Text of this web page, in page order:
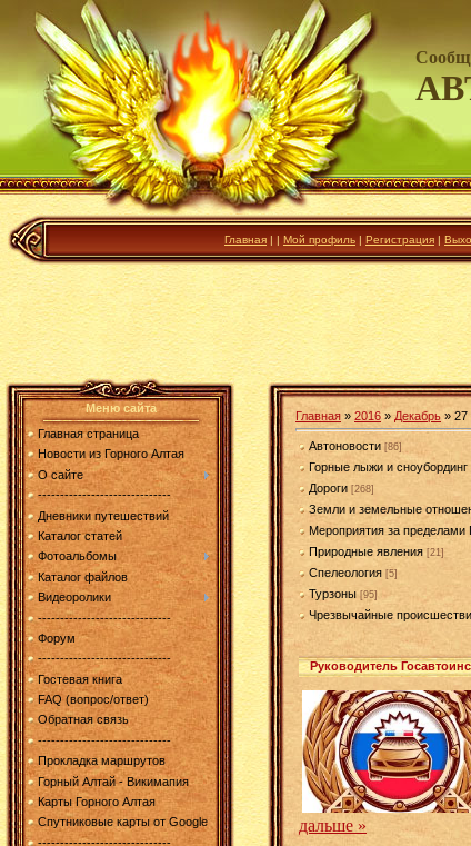
Главная | | Мой профиль | Регистрация |
Меню сайта
Главная страница
Новости из Горного Алтая
О сайте
------------------------------
Дневники путешествий
Каталог статей
Фотоальбомы
Каталог файлов
Видеоролики
------------------------------
Форум
------------------------------
Гостевая книга
FAQ (вопрос/ответ)
Обратная связь
------------------------------
Прокладка маршрутов
Горный Алтай - Викимапия
Карты Горного Алтая
Спутниковые карты от Google
------------------------------
Главная » 2016 » Декабрь » 27
Автоновости [86]
Горные лыжи и сноубординг
Дороги [268]
Земли и земельные
Мероприятия за пределами
Природные явления [21]
Спелеология [5]
Турзоны [95]
Чрезвычайные
Руководитель
дальше »